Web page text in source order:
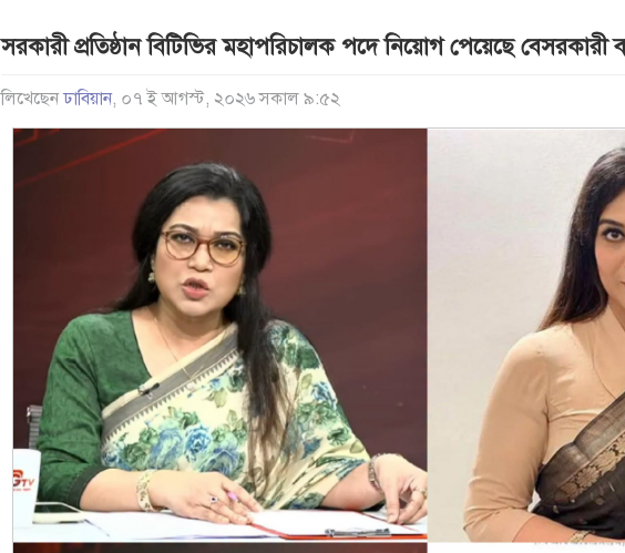
সরকারী প্রতিষ্ঠান বিটিভির মহাপরিচালক পদে নিয়োগ পেয়েছে বেসরকারী
লিখেছেনঢাবিয়ান, ০৭ ই আগস্ট, ২০২৬ সকাল ৯:৫২